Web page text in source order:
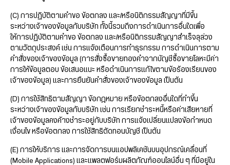
(C) การปฏิบัติตามคำขอ ข้อตกลง และ/หรือนิติกรรมสัญญาที่มีขึ้น
ระหว่างเจ้าของข้อมูลกับบริษัท ทั้งนี้รวมถึงการดำเนินการอื่นใดเพื่อ
ให้การปฏิบัติตามคำขอ ข้อตกลง และ/หรือนิติกรรมสัญญาสำเร็จลุล่วง
ตามวัตถุประสงค์ เช่น การแจ้งเตือนการทำธุรกรรม การดำเนินการตาม
คำสั่งของเจ้าของข้อมูล (การสั่งซื้อขายทองคำจากบัญชีซื้อขายโลหะมีค่า
การให้ข้อมูลตอบ ข้อเสนอแนะ หรือดำเนินการแก้ไขตามข้อร้องเรียนของ
เจ้าของข้อมูล) และการยืนยันคำสั่งของเจ้าของข้อมูล เป็นต้น
(D) การใช้สิทธิตามสัญญา ข้อกฎหมาย หรือข้อตกลงอื่นใดที่ทำขึ้น
ระหว่างเจ้าของข้อมูลกับบริษัท เช่น การเรียกชำระหนี้หรือค่าเสียหายที่
เจ้าของข้อมูลคงค้างชำระอยู่กับบริษัท การแจ้งเปลี่ยนแปลงข้อกำหนด
เงื่อนไข หรือข้อตกลง การใช้สิทธิตัดทอนบัญชี เป็นต้น
(E) การให้บริการ และการจัดการบนแอปพลิเคชันบนอุปกรณ์เคลื่อนที่
(Mobile Applications) และแพลตฟอร์มผลิตภัณฑ์ออนไลน์อื่น ๆ ที่มีอยู่ใน